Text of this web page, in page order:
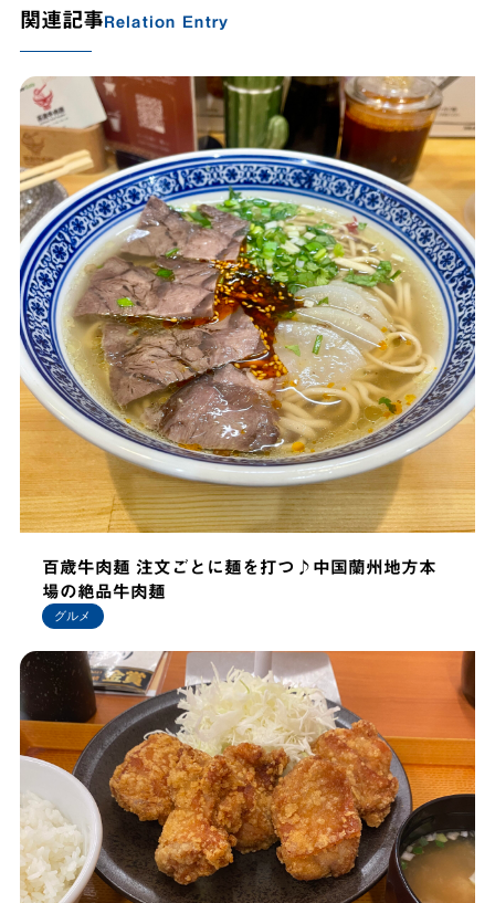
関連記事Relation Entry
百歳牛肉麺 注文ごとに麺を打つ♪中国蘭州地方本
場の絶品牛肉麺
グルメ